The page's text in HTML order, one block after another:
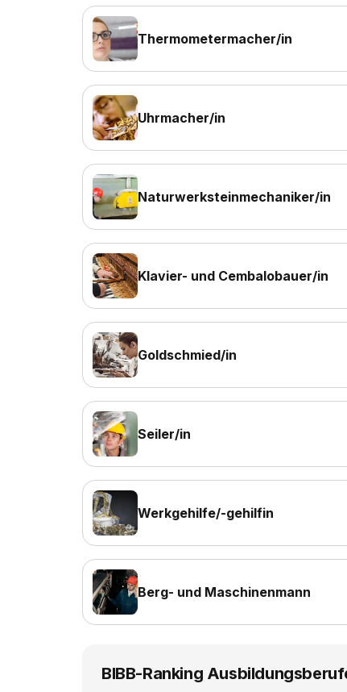
Thermometermacher/in
Uhrmacher/in
Naturwerksteinmechaniker/in
Klavier- und Cembalobauer/in
Goldschmied/in
Seiler/in
Werkgehilfe/-gehilfin
Berg- und Maschinenmann
BIBB-Ranking